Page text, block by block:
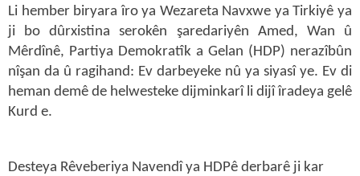
Li hember biryara îro ya Wezareta Navxwe ya Tirkiyê ya
ji bo dûrxistina serokên şaredariyên Amed, Wan û
Mêrdînê, Partiya Demokratîk a Gelan (HDP) nerazîbûn
nîşan da û ragihand: Ev darbeyeke nû ya siyasî ye. Ev di
heman demê de helwesteke dijminkarî li dijî îradeya gelê
Kurd e.
Desteya Rêveberiya Navendî ya HDPê derbarê ji kar